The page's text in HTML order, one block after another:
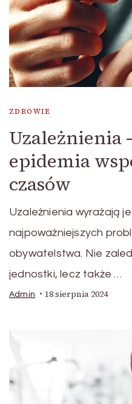
ZDROWIE
Uzależnienia
epidemia
czasów
Uzależnienia wyrażają
najpoważniejszych
obywatelstwa. Nie
jednostki, lecz także …
Admin 18 sierpnia 2024